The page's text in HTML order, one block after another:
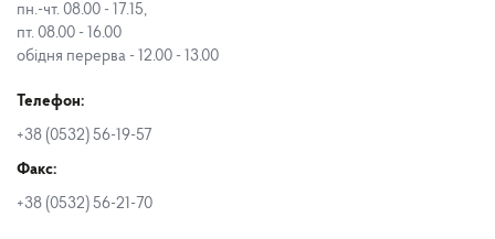
пн.-чт. 08.00 - 17.15,
пт. 08.00 - 16.00
обідня перерва - 12.00 - 13.00
Телефон:
+38 (0532) 56-19-57
Факс:
+38 (0532) 56-21-70